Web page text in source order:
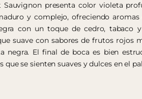
Sauvignon presenta color violeta
y complejo, ofreciendo aromas
con un toque de cedro, tabaco y
suave con sabores de frutos rojos
negra. El final de boca es bien
se sienten suaves y dulces en el